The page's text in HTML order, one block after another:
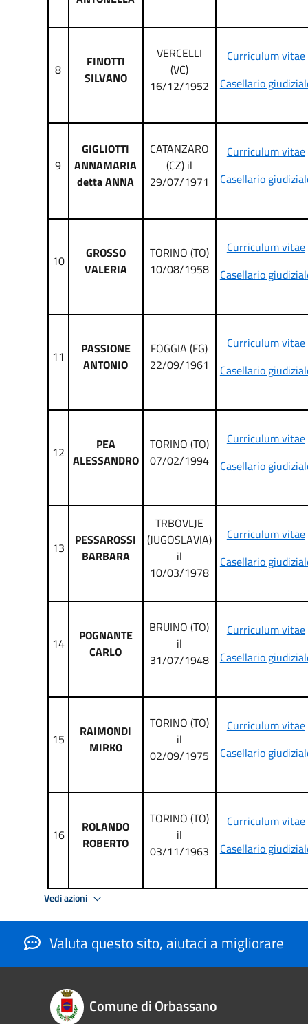
8
FINOTTI
SILVANO
VERCELLI
(VC)
16/12/1952
Curriculum vitae
Casellario
9
GIGLIOTTI
ANNAMARIA
detta ANNA
CATANZARO
(CZ) il
29/07/1971
Curriculum vitae
Casellario
10
GROSSO
VALERIA
TORINO (TO)
10/08/1958
Curriculum vitae
Casellario
11
PASSIONE
ANTONIO
FOGGIA (FG)
22/09/1961
Curriculum vitae
Casellario
12
PEA
ALESSANDRO
TORINO (TO)
07/02/1994
Curriculum vitae
Casellario
13
PESSAROSSI
BARBARA
TRBOVLJE
(JUGOSLAVIA)
il
10/03/1978
Curriculum vitae
Casellario
14
POGNANTE
CARLO
BRUINO (TO)
il
31/07/1948
Curriculum vitae
Casellario
15
RAIMONDI
MIRKO
TORINO (TO)
il
02/09/1975
Curriculum vitae
Casellario
16
ROLANDO
ROBERTO
TORINO (TO)
il
03/11/1963
Curriculum vitae
Casellario
Vedi azioni
Valuta questo sito, aiutaci a migliorare
Comune di Orbassano